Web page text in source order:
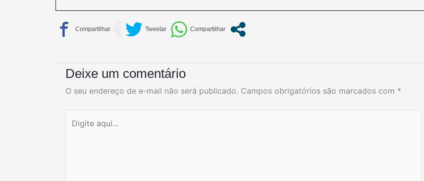
Deixe um comentário
O seu endereço de e-mail não será publicado. Campos obrigatórios são marcados com *
aqui...